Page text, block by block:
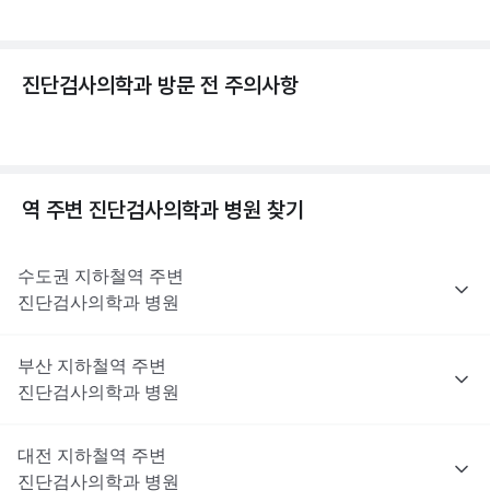
진단검사의학과 방문 전 주의사항
역 주변 진단검사의학과 병원 찾기
수도권 지하철역 주변
진단검사의학과 병원
부산 지하철역 주변
진단검사의학과 병원
대전 지하철역 주변
진단검사의학과 병원